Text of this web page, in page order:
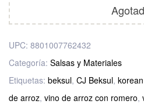
UPC: 8801007762432
Categoría: Salsas y Materiales
Etiquetas: beksul, CJ Beksul,
de arroz, vino de arroz con romero,